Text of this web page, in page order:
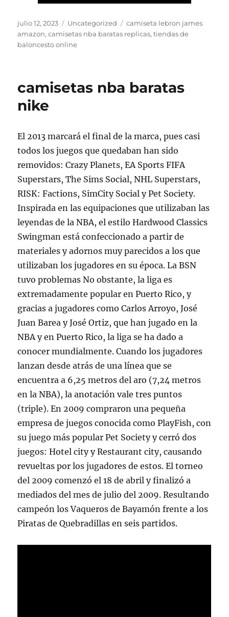
Publicado
el
julio 12, 2023 Categorías
Uncategorized Etiquetas
camiseta lebron james
amazon,camisetas nba baratas replicas,tiendas de
baloncesto online
camisetas nba baratas
nike
El 2013 marcará el final de la marca, pues casi
todos los juegos que quedaban han sido
removidos: Crazy Planets, EA Sports FIFA
Superstars, The Sims Social, NHL Superstars,
RISK: Factions, SimCity Social y Pet Society.
Inspirada en las equipaciones que utilizaban las
leyendas de la NBA, el estilo Hardwood Classics
Swingman está confeccionado a partir de
materiales y adornos muy parecidos a los que
utilizaban los jugadores en su época. La BSN
tuvo problemas No obstante, la liga es
extremadamente popular en Puerto Rico, y
gracias a jugadores como Carlos Arroyo, José
Juan Barea y José Ortiz, que han jugado en la
NBA y en Puerto Rico, la liga se ha dado a
conocer mundialmente. Cuando los jugadores
lanzan desde atrás de una línea que se
encuentra a 6,25 metros del aro (7,24 metros
en la NBA), la anotación vale tres puntos
(triple). En 2009 compraron una pequeña
empresa de juegos conocida como PlayFish, con
su juego más popular Pet Society y cerró dos
juegos: Hotel city y Restaurant city, causando
revueltas por los jugadores de estos. El torneo
del 2009 comenzó el 18 de abril y finalizó a
mediados del mes de julio del 2009. Resultando
campeón los Vaqueros de Bayamón frente a los
Piratas de Quebradillas en seis partidos.